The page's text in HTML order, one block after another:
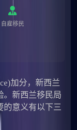
自雇移民
加分，新西兰
。新西兰移民局
的意义有以下三